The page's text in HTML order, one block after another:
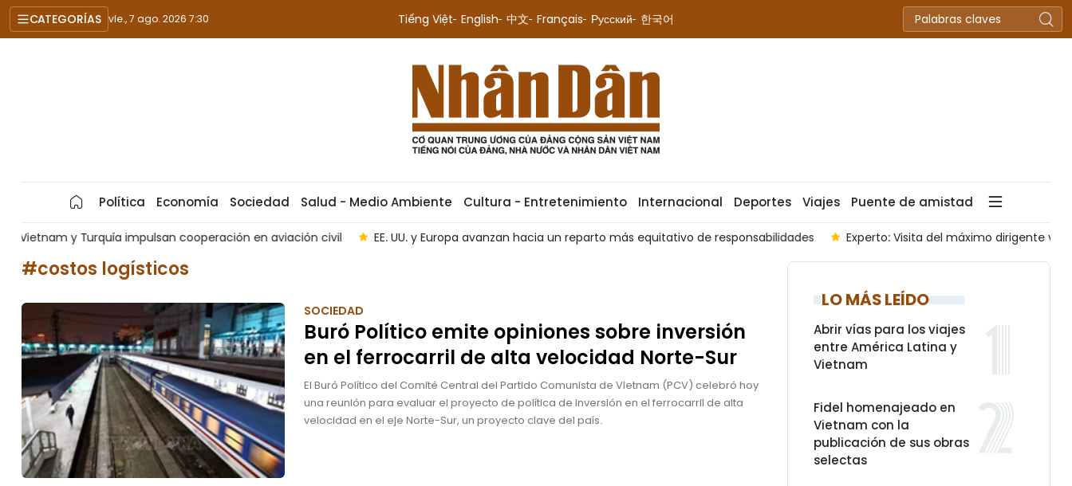
CATEGORÍAS vie., 7 ago. 2026 7:30 Tiếng Việt English 中文 Français Русский 한국어
Política Economía Sociedad Salud - Medio Ambiente Cultura - Entretenimiento Internacional Deportes Viajes Puente de amistad
en aviación civil EE. UU. y Europa avanzan hacia un reparto más equitativo de responsabilidades Experto: Visita del máximo dirigente vietnamita abre nueva etapa de relaciones
#costos logísticos
SOCIEDAD
Buró Político emite opiniones sobre inversión
en el ferrocarril de alta velocidad Norte-Sur
El Buró Político del Comité Central del Partido Comunista de Vietnam (PCV) celebró hoy
una reunión para evaluar el proyecto de política de inversión en el ferrocarril de alta
velocidad en el eje Norte-Sur, un proyecto clave del país.
LO MÁS LEÍDO
Abrir vías para los viajes
entre América Latina y
Vietnam
Fidel homenajeado en
Vietnam con la
publicación de sus obras
selectas